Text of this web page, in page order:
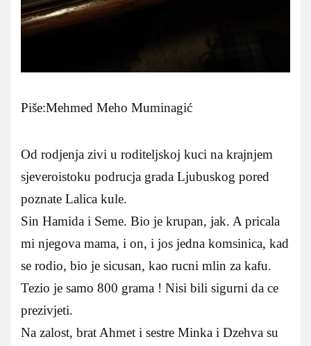
Piše:Mehmed Meho Muminagić
Od rodjenja zivi u roditeljskoj kuci na krajnjem
sjeveroistoku podrucja grada Ljubuskog pored
poznate Lalica kule.
Sin Hamida i Seme. Bio je krupan, jak. A pricala
mi njegova mama, i on, i jos jedna komsinica, kad
se rodio, bio je sicusan, kao rucni mlin za kafu.
Tezio je samo 800 grama ! Nisi bili sigurni da ce
prezivjeti.
Na zalost, brat Ahmet i sestre Minka i Dzehva su